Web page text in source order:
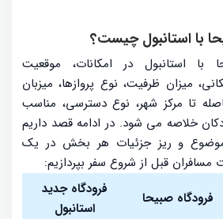
با استانبول چیست؟
با استانبول در امکانات، موقعیت
میزان ظرفیت، نوع پروازها، میزبان
تا مرکز شهر، نوع دسترسی، مناسب
خلاصه می شود. در ادامه قصد داریم
و ریز جزئیات هر بخش در یک
قبل از شروع سفر بپردازیم:
فرودگاه صبیحا
فرودگاه جدید
استانبول